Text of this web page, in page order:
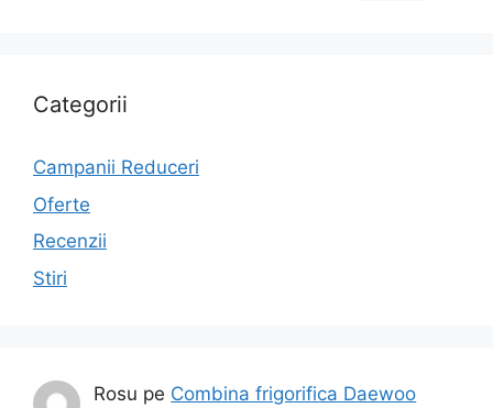
Categorii
Campanii Reduceri
Oferte
Recenzii
Stiri
Rosu pe Combina frigorifica Daewoo